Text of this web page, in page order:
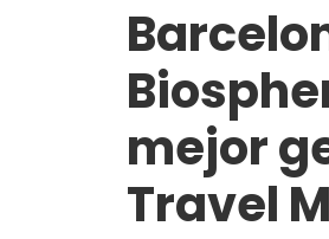
mejor
Travel